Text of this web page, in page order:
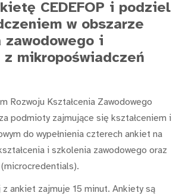
CEDEFOP i podziel
w obszarze
zawodowego i
mikropoświadczeń
Rozwoju Kształcenia Zawodowego
podmioty zajmujące się kształceniem i
do wypełnienia czterech ankiet na
i szkolenia zawodowego oraz
z ankiet zajmuje 15 minut. Ankiety są